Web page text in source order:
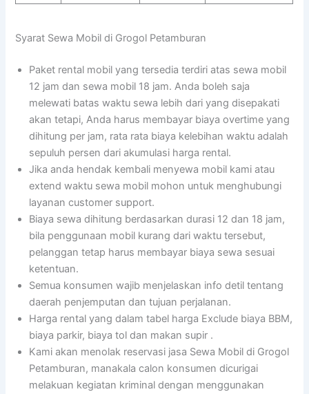
Syarat Sewa Mobil di Grogol Petamburan
Paket rental mobil yang tersedia terdiri atas sewa mobil
12 jam dan sewa mobil 18 jam. Anda boleh saja
melewati batas waktu sewa lebih dari yang disepakati
akan tetapi, Anda harus membayar biaya overtime yang
dihitung per jam, rata rata biaya kelebihan waktu adalah
sepuluh persen dari akumulasi harga rental.
Jika anda hendak kembali menyewa mobil kami atau
extend waktu sewa mobil mohon untuk menghubungi
layanan customer support.
Biaya sewa dihitung berdasarkan durasi 12 dan 18 jam,
bila penggunaan mobil kurang dari waktu tersebut,
pelanggan tetap harus membayar biaya sewa sesuai
ketentuan.
Semua konsumen wajib menjelaskan info detil tentang
daerah penjemputan dan tujuan perjalanan.
Harga rental yang dalam tabel harga Exclude biaya BBM,
biaya parkir, biaya tol dan makan supir .
Kami akan menolak reservasi jasa Sewa Mobil di Grogol
Petamburan, manakala calon konsumen dicurigai
melakuan kegiatan kriminal dengan menggunakan